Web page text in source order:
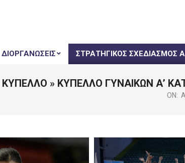
ΔΙΟΡΓΑΝΩΣΕΙΣ ΣΤΡΑΤΗΓΙΚΟΣ ΣΧΕΔΙΑΣΜΟΣ
ΚΥΠΕΛΛΟ » ΚΥΠΕΛΛΟ ΓΥΝΑΙΚΩΝ Α’
ON: